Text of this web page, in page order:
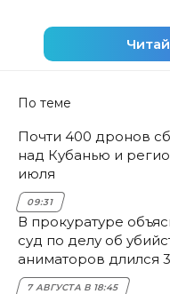
По теме
Почти 400 дронов
над Кубанью и
июля
09:31
В прокуратуре
суд по делу об
аниматоров длился
7 АВГУСТА В 18:45